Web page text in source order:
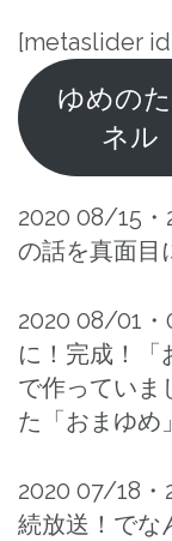
[metaslider
ゆめの
ネル
2020 08/15・
の話を真面目
2020 08/01・
に！完成！「
で作ってい
た「おまゆめ
2020 07/18・
続放送！でな